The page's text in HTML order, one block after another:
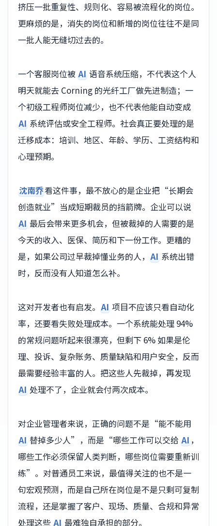
挤压一批重复性、规则化、容易被流程化的岗位。
更麻烦的是，消失的岗位和新增的岗位往往不是同
一批人能无缝切过去的。
一个客服岗位被 AI 语音系统压缩，不代表这个人
明天就能去 Corning 的光纤工厂做先进制造；一
个初级工程师岗位减少，也不代表他能自动变成
AI 系统评估或安全工程师。社会真正要处理的是
迁移成本：培训、地区、年龄、学历、工资结构和
心理预期。
沈南乔看这件事，最不放心的是企业把“长期会
创造就业”当成短期裁员的挡箭牌。企业可以说
AI 最后会带来更多机会，但被裁掉的人需要的是
今天的收入、医保、简历和下一份工作。更糟的
是，如果公司过早裁掉懂业务的人， AI 系统出错
时，反而没有人知道怎么补。
这对开发者也有启发。 AI 项目不应该只看自动化
率，还要看失败处理成本。一个系统能处理 94%
的常规问题听起来很漂亮，但剩下 6% 如果是伦
理、投诉、复杂账务、质量缺陷和用户安全，反而
最需要经验丰富的人。把这些人先裁掉，再发现
AI 处理不了，企业就会付两次成本。
对企业管理者来说，正确的问题不是“能不能用
AI 替掉多少人”，而是“哪些工作可以交给 AI ，
哪些工作必须保留人类判断，哪些岗位需要重新训
练”。对普通员工来说，最值得关注的也不是一
句宏观预测，而是自己所在岗位是不是只剩可复制
流程，还是掌握了客户、现场、质量、合规和异常
处理这些 AI 最难独自承担的部分。